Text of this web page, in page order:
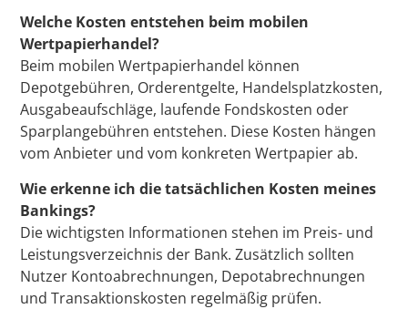
Welche Kosten entstehen beim mobilen
Wertpapierhandel?
Beim mobilen Wertpapierhandel können
Depotgebühren, Orderentgelte, Handelsplatzkosten,
Ausgabeaufschläge, laufende Fondskosten oder
Sparplangebühren entstehen. Diese Kosten hängen
vom Anbieter und vom konkreten Wertpapier ab.
Wie erkenne ich die tatsächlichen Kosten meines
Bankings?
Die wichtigsten Informationen stehen im Preis- und
Leistungsverzeichnis der Bank. Zusätzlich sollten
Nutzer Kontoabrechnungen, Depotabrechnungen
und Transaktionskosten regelmäßig prüfen.